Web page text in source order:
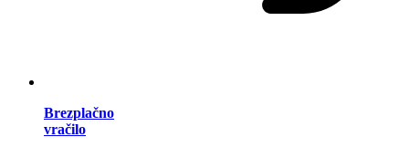
Brezplačno
vračilo